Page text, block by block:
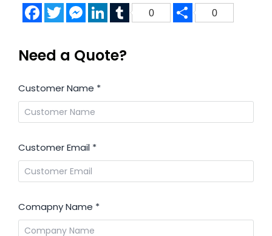
FacebookTwitterMessenger
LinkedInTumblr
0 Share
0
Need a Quote?
Customer Name *
Customer Email *
Comapny Name *